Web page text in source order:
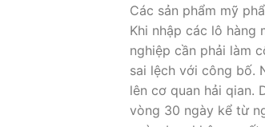
Các sản phẩm mỹ
Khi nhập các lô hàng
nghiệp cần phải làm
sai lệch với công bố.
lên cơ quan hải qian.
vòng 30 ngày kể từ